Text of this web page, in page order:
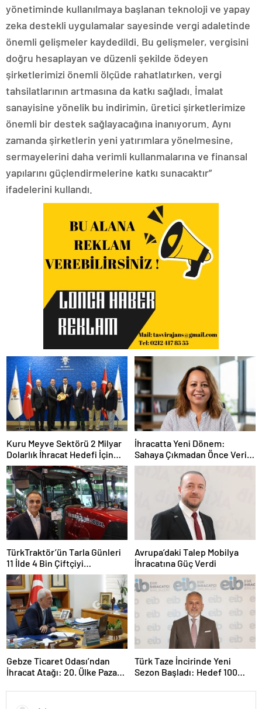
yönetiminde kullanılmaya başlanan teknoloji ve yapay
zeka destekli uygulamalar sayesinde vergi adaletinde
önemli gelişmeler kaydedildi. Bu gelişmeler, vergisini
doğru hesaplayan ve düzenli şekilde ödeyen
şirketlerimizi önemli ölçüde rahatlatırken, vergi
tahsilatlarının artmasına da katkı sağladı. İmalat
sanayisine yönelik bu indirimin, üretici şirketlerimize
önemli bir destek sağlayacağına inanıyorum. Aynı
zamanda şirketlerin yeni yatırımlara yönelmesine,
sermayelerini daha verimli kullanmalarına ve finansal
yapılarını güçlendirmelerine katkı sunacaktır”
ifadelerini kullandı.
Kuru Meyve Sektörü 2 Milyar
Dolarlık İhracat Hedefi İçin
Ankara’nın Desteğini İstedi
İhracatta Yeni Dönem:
Sahaya Çıkmadan Önce Veriyi
Doğru Okumak
TürkTraktör’ün Tarla Günleri
11 İlde 4 Bin Çiftçiyi
Buluşturdu
Avrupa’daki Talep Mobilya
İhracatına Güç Verdi
Gebze Ticaret Odası’ndan
İhracat Atağı: 20. Ülke Pazarı
Masaya Yatırıldı
Türk Taze İncirinde Yeni
Sezon Başladı: Hedef 100